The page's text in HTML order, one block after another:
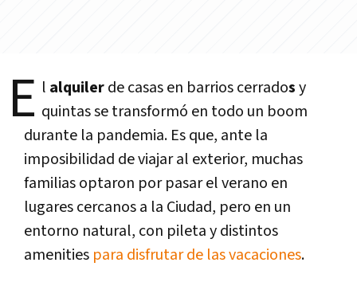
E l alquilerde casas en barrios cerradosy
quintas se transformó en todo un boom
durante la pandemia. Es que, ante la
imposibilidad de viajar al exterior, muchas
familias optaron por pasar el verano en
lugares cercanos a la Ciudad, pero en un
entorno natural, con pileta y distintos
amenities para disfrutar de las vacaciones.